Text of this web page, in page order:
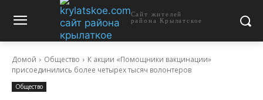
Сайт жителей
района Крылатское
Домой Общество
К акции «Помощники вакцинации»
присоединились более четырех тысяч волонтеров
Общество